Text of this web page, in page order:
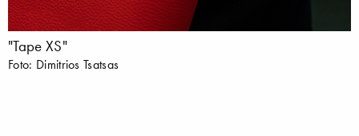
"Tape XS"
Foto: Dimitrios Tsatsas